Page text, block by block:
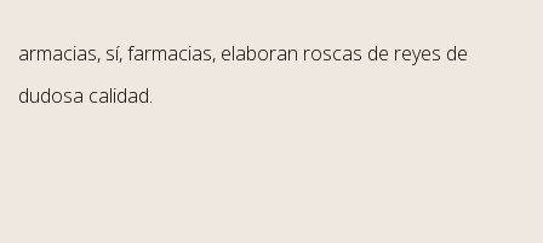
armacias, sí, farmacias, elaboran roscas de reyes de
dudosa calidad.